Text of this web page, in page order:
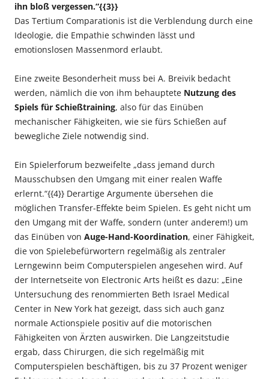
ihn bloß vergessen.“{{3}}
Das Tertium Comparationis ist die Verblendung durch eine
Ideologie, die Empathie schwinden lässt und
emotionslosen Massenmord erlaubt.
Eine zweite Besonderheit muss bei A. Breivik bedacht
werden, nämlich die von ihm behauptete Nutzung des
Spiels für Schießtraining, also für das Einüben
mechanischer Fähigkeiten, wie sie fürs Schießen auf
bewegliche Ziele notwendig sind.
Ein Spielerforum bezweifelte „dass jemand durch
Mausschubsen den Umgang mit einer realen Waffe
erlernt.“{{4}} Derartige Argumente übersehen die
möglichen Transfer-Effekte beim Spielen. Es geht nicht um
den Umgang mit der Waffe, sondern (unter anderem!) um
das Einüben von Auge-Hand-Koordination, einer Fähigkeit,
die von Spielebefürwortern regelmäßig als zentraler
Lerngewinn beim Computerspielen angesehen wird. Auf
der Internetseite von Electronic Arts heißt es dazu: „Eine
Untersuchung des renommierten Beth Israel Medical
Center in New York hat gezeigt, dass sich auch ganz
normale Actionspiele positiv auf die motorischen
Fähigkeiten von Ärzten auswirken. Die Langzeitstudie
ergab, dass Chirurgen, die sich regelmäßig mit
Computerspielen beschäftigen, bis zu 37 Prozent weniger